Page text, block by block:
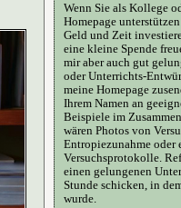
Wenn Sie als Kollege
Homepage
Geld und Zeit
eine kleine Spende
mir aber auch gut
oder Unterrichts-
meine Homepage
Ihrem Namen an
Beispiele im
wären Photos von
Entropiezunahme oder
Versuchsprotokolle.
einen gelungenen
Stunde schicken, in
wurde.